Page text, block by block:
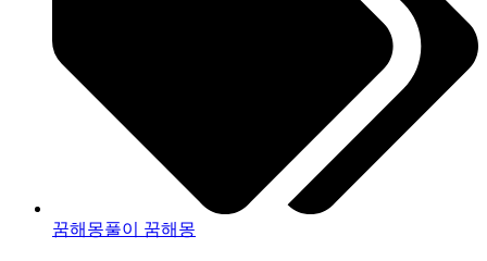
꿈해몽풀이 꿈해몽